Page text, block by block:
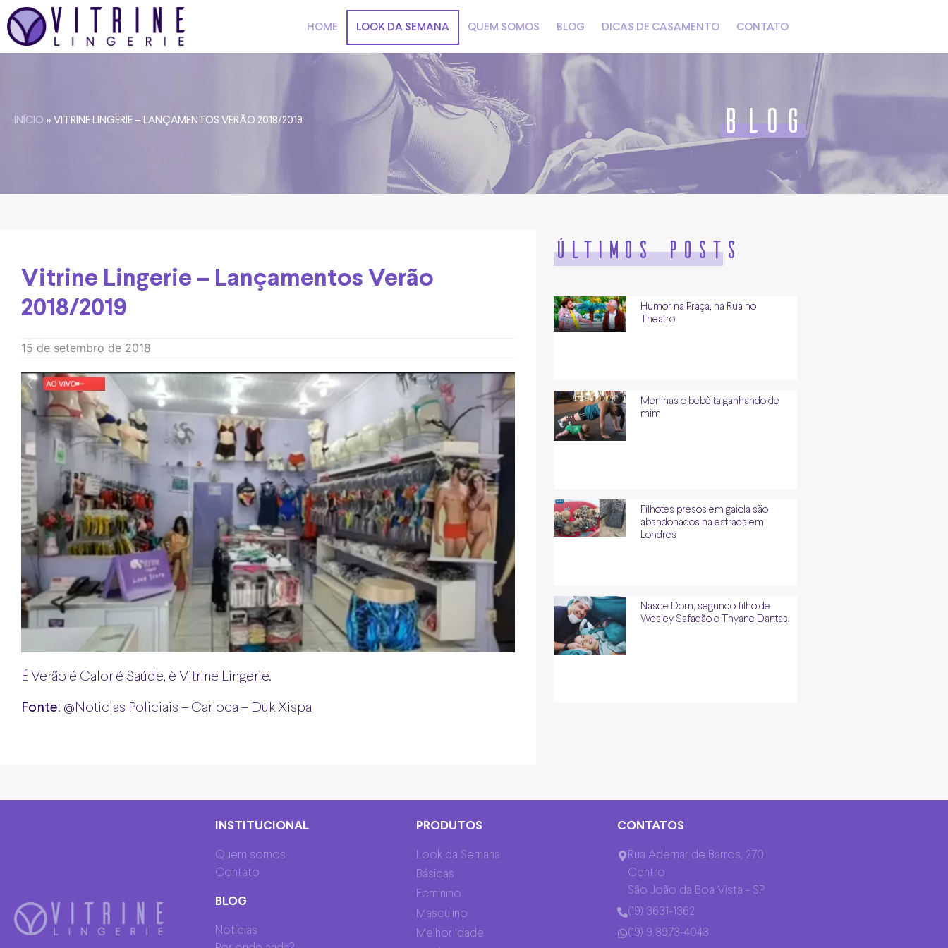
HOME LOOK DA SEMANA QUEM SOMOS BLOG DICAS DE CASAMENTO CONTATO
INÍCIO » VITRINE LINGERIE – LANÇAMENTOS VERÃO 2018/2019 Blog
Vitrine Lingerie – Lançamentos Verão
2018/2019
15 de setembro de 2018
É Verão é Calor é Saúde, è Vitrine Lingerie.
Fonte: @Noticias Policiais – Carioca – Duk Xispa
Últimos posts
Humor na Praça, na Rua no
Theatro
Meninas o bebê ta ganhando de
mim
Filhotes presos em gaiola são
abandonados na estrada em
Londres
Nasce Dom, segundo filho de
Wesley Safadão e Thyane Dantas.
INSTITUCIONAL
Quem somos
Contato
BLOG
Notícias
PRODUTOS
Look da Semana
Básicas
Feminino
Masculino
Melhor Idade
CONTATOS
Rua Ademar de Barros, 270
Centro
São João da Boa Vista - SP
(19) 3631-1362
(19) 9 8973-4043